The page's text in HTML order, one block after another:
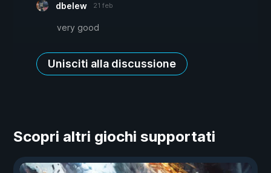
dbelew 21 feb
very good
Unisciti alla discussione
Scopri altri giochi supportati